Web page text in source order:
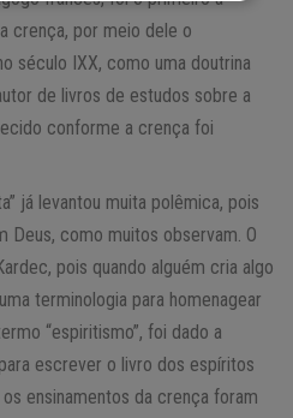
crença, por meio dele o
século IXX, como uma doutrina
de livros de estudos sobre a
conforme a crença foi
já levantou muita polêmica, pois
Deus, como muitos observam. O
pois quando alguém cria algo
terminologia para homenagear
“espiritismo”, foi dado a
escrever o livro dos espíritos
ensinamentos da crença foram